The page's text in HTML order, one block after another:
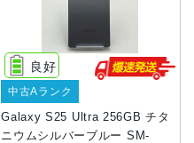
Galaxy S25 Ultra 256GB チタ
ニウムシルバーブルー SM-
良好
中古Aランク